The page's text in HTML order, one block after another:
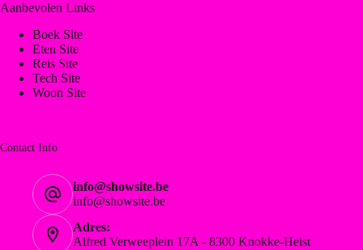
Aanbevolen Links
Boek Site
Eten Site
Reis Site
Tech Site
Woon Site
Contact Info
info@showsite.be
info@showsite.be
Adres:
Alfred Verweeplein 17A - 8300 Knokke-Heist